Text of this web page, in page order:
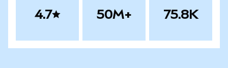
4.7 50M+ 75.8K